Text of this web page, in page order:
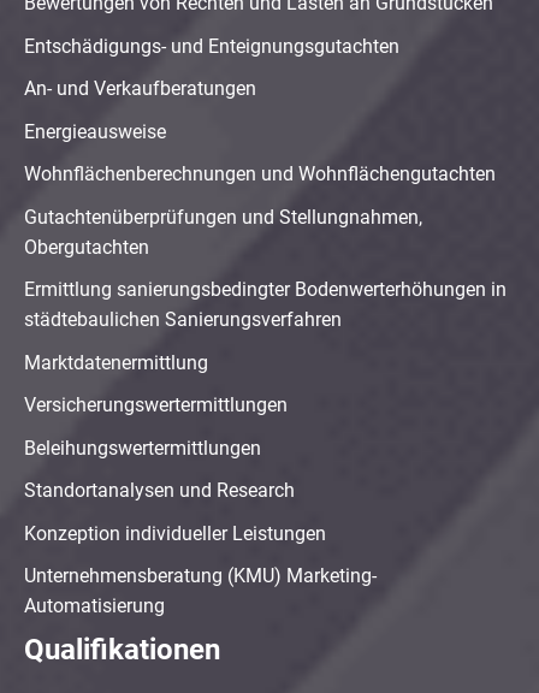
Entschädigungs- und Enteignungsgutachten
An- und Verkaufberatungen
Energieausweise
Wohnflächenberechnungen und Wohnflächengutachten
Gutachtenüberprüfungen und Stellungnahmen,
Obergutachten
Ermittlung sanierungsbedingter Bodenwerterhöhungen in
städtebaulichen Sanierungsverfahren
Marktdatenermittlung
Versicherungswertermittlungen
Beleihungswertermittlungen
Standortanalysen und Research
Konzeption individueller Leistungen
Unternehmensberatung (KMU) Marketing-
Automatisierung
Qualifikationen